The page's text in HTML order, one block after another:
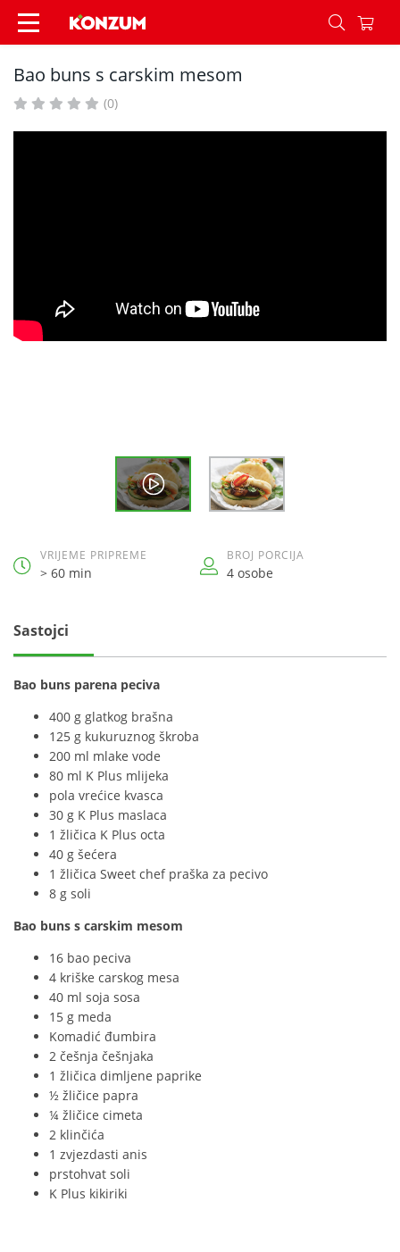
Bao buns s carskim mesom - Recepti - Konzum
Bao buns s carskim mesom
(0)
VRIJEME PRIPREME
> 60 min
BROJ PORCIJA
4 osobe
Sastojci
Bao buns parena peciva
400 g glatkog brašna
125 g kukuruznog škroba
200 ml mlake vode
80 ml K Plus mlijeka
pola vrećice kvasca
30 g K Plus maslaca
1 žličica K Plus octa
40 g šećera
1 žličica Sweet chef praška za pecivo
8 g soli
Bao buns s carskim mesom
16 bao peciva
4 kriške carskog mesa
40 ml soja sosa
15 g meda
Komadić đumbira
2 češnja češnjaka
1 žličica dimljene paprike
½ žličice papra
¼ žličice cimeta
2 klinčića
1 zvjezdasti anis
prstohvat soli
K Plus kikiriki